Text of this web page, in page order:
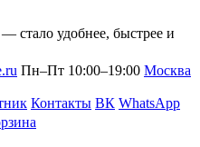
стало удобнее, быстрее и
Пн–Пт 10:00–19:00 Москва
Контакты ВК WhatsApp